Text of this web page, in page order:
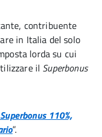
contribuente
in Italia del solo
lorda su cui
il Superbonus
110%,
”.